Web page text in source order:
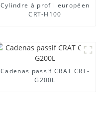
Cylindre à profil européen
CRT-H100
Cadenas passif CRAT CRT-
G200L